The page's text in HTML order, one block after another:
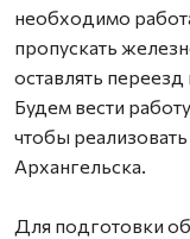
необходимо
пропускать
оставлять
Будем вести
чтобы
Архангельска.
Для подготовки